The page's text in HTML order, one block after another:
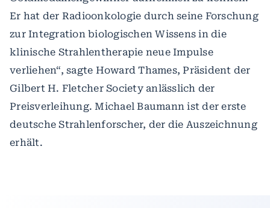
Er hat der Radioonkologie durch seine Forschung
zur Integration biologischen Wissens in die
klinische Strahlentherapie neue Impulse
verliehen“, sagte Howard Thames, Präsident der
Gilbert H. Fletcher Society anlässlich der
Preisverleihung. Michael Baumann ist der erste
deutsche Strahlenforscher, der die Auszeichnung
erhält.